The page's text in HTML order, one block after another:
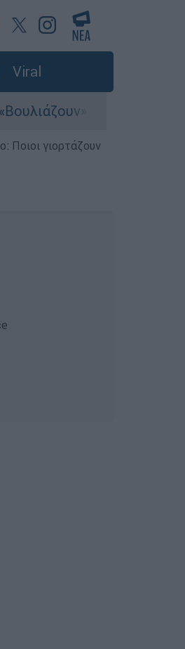
Viral
τα λιμάνια - Πάνω από
Ποιοι γιορτάζουν